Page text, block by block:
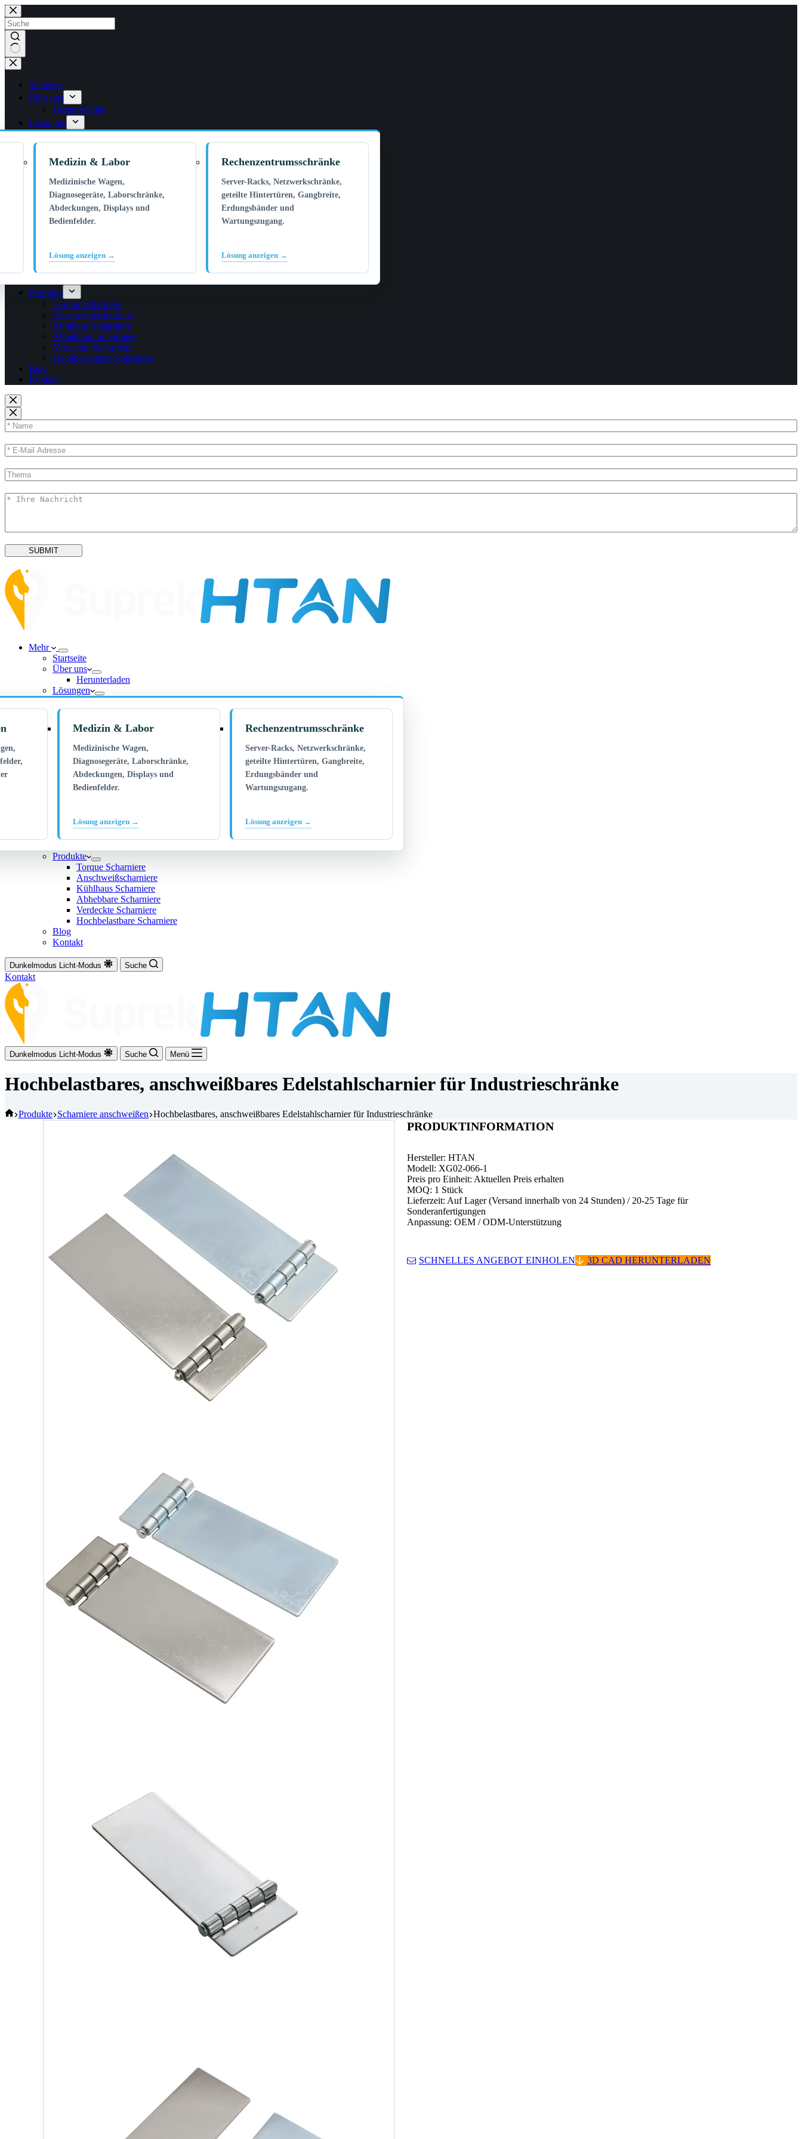
Zum
Inhalt
springen
Keine
Ergebnisse
Startseite
Über uns
Herunterladen
Lösungen
Medizin & Labor
Medizinische Wagen,
Diagnosegeräte, Laborschränke,
Abdeckungen, Displays und
Bedienfelder.
Lösung anzeigen →
Rechenzentrumsschränke
Server-Racks, Netzwerkschränke,
geteilte Hintertüren, Gangbreite,
Erdungsbänder und
Wartungszugang.
Lösung anzeigen →
Produkte
Torque Scharniere
Anschweißscharniere
Kühlhaus Scharniere
Abhebbare Scharniere
Verdeckte Scharniere
Hochbelastbare Scharniere
Blog
Kontakt
SUBMIT
Mehr
Startseite
Über uns
Herunterladen
Lösungen
Medizin & Labor
Medizinische Wagen,
Diagnosegeräte, Laborschränke,
Abdeckungen, Displays und
Bedienfelder.
Lösung anzeigen →
Rechenzentrumsschränke
Server-Racks, Netzwerkschränke,
geteilte Hintertüren, Gangbreite,
Erdungsbänder und
Wartungszugang.
Lösung anzeigen →
Produkte
Torque Scharniere
Anschweißscharniere
Kühlhaus Scharniere
Abhebbare Scharniere
Verdeckte Scharniere
Hochbelastbare Scharniere
Blog
Kontakt
Dunkelmodus Licht-Modus Suche
Kontakt
Dunkelmodus Licht-Modus Suche Menü
Hochbelastbares, anschweißbares Edelstahlscharnier für Industrieschränke
Startseite
Produkte Scharniere anschweißen Hochbelastbares, anschweißbares Edelstahlscharnier für Industrieschränke
PRODUKTINFORMATION
Hersteller: HTAN
Modell: XG02-066-1
Preis pro Einheit: Aktuellen Preis erhalten
MOQ: 1 Stück
Lieferzeit: Auf Lager (Versand innerhalb von 24 Stunden) / 20-25 Tage für
Sonderanfertigungen
Anpassung: OEM / ODM-Unterstützung
SCHNELLES ANGEBOT EINHOLEN 3D CAD HERUNTERLADEN